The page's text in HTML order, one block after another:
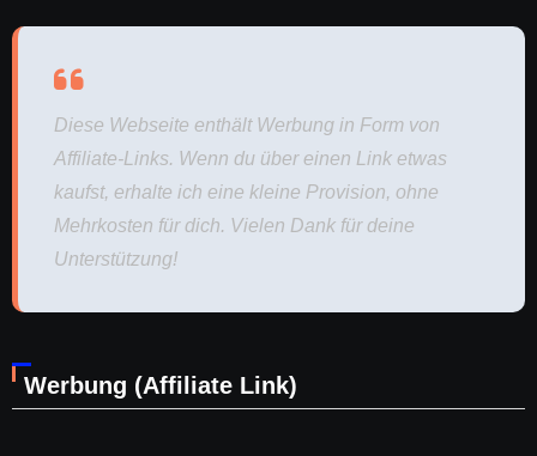
Diese Webseite enthält Werbung in Form von
Affiliate-Links. Wenn du über einen Link etwas
kaufst, erhalte ich eine kleine Provision, ohne
Mehrkosten für dich. Vielen Dank für deine
Unterstützung!
Werbung (Affiliate Link)